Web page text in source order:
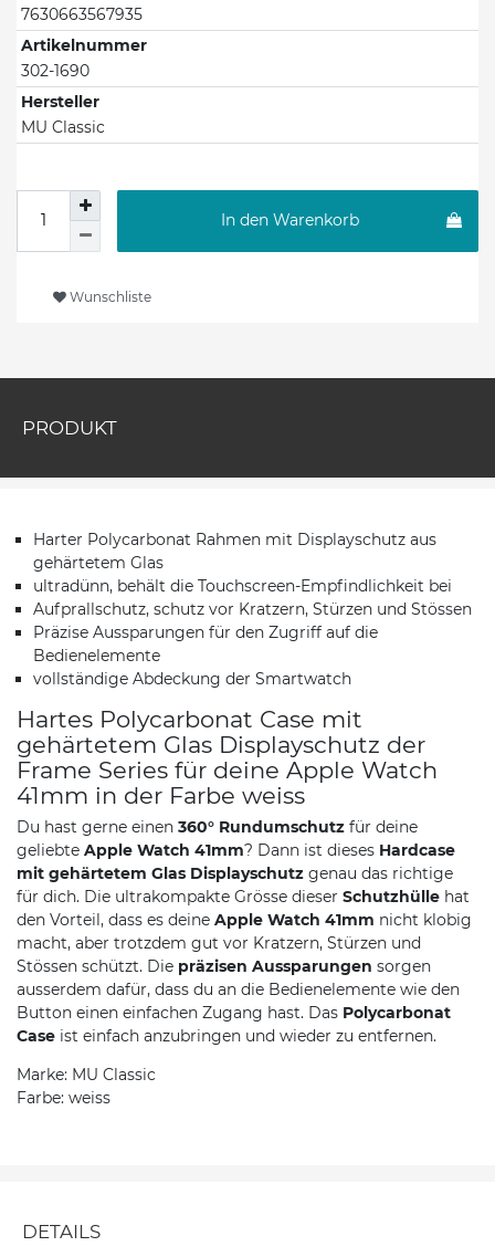
7630663567935
Artikelnummer
302-1690
Hersteller
MU Classic
In den Warenkorb
Wunschliste
PRODUKT
Harter Polycarbonat Rahmen mit Displayschutz aus
gehärtetem Glas
ultradünn, behält die Touchscreen-Empfindlichkeit bei
Aufprallschutz, schutz vor Kratzern, Stürzen und Stössen
Präzise Aussparungen für den Zugriff auf die
Bedienelemente
vollständige Abdeckung der Smartwatch
Hartes Polycarbonat Case mit
gehärtetem Glas Displayschutz der
Frame Series für deine Apple Watch
41mm in der Farbe weiss
Du hast gerne einen 360° Rundumschutz für deine
geliebte Apple Watch 41mm? Dann ist dieses Hardcase
mit gehärtetem Glas Displayschutz genau das richtige
für dich. Die ultrakompakte Grösse dieser Schutzhülle hat
den Vorteil, dass es deine Apple Watch 41mm nicht klobig
macht, aber trotzdem gut vor Kratzern, Stürzen und
Stössen schützt. Die präzisen Aussparungen sorgen
ausserdem dafür, dass du an die Bedienelemente wie den
Button einen einfachen Zugang hast. Das Polycarbonat
Case ist einfach anzubringen und wieder zu entfernen.
Marke: MU Classic
Farbe: weiss
DETAILS